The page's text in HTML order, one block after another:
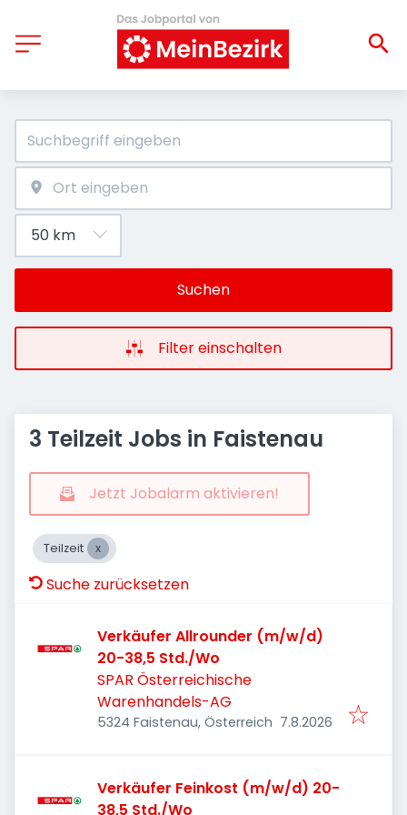
Suchen
Filter einschalten
3 Teilzeit Jobs in Faistenau
Jetzt Jobalarm aktivieren!
Teilzeit
Suche zurücksetzen
Verkäufer Allrounder (m/w/d)
20-38,5 Std./Wo
SPAR Österreichische
Warenhandels-AG
5324 Faistenau, Österreich Veröffentlicht
7.8.2026
Verkäufer Feinkost (m/w/d) 20-
38,5 Std./Wo